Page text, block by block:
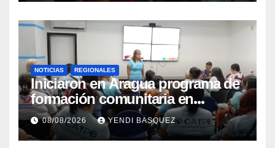
NOTICIAS REGIONALES
Iniciaron en Aragua programa de
formación comunitaria en
atención a personas con
discapacidad
08/08/2026 YENDI BASQUEZ